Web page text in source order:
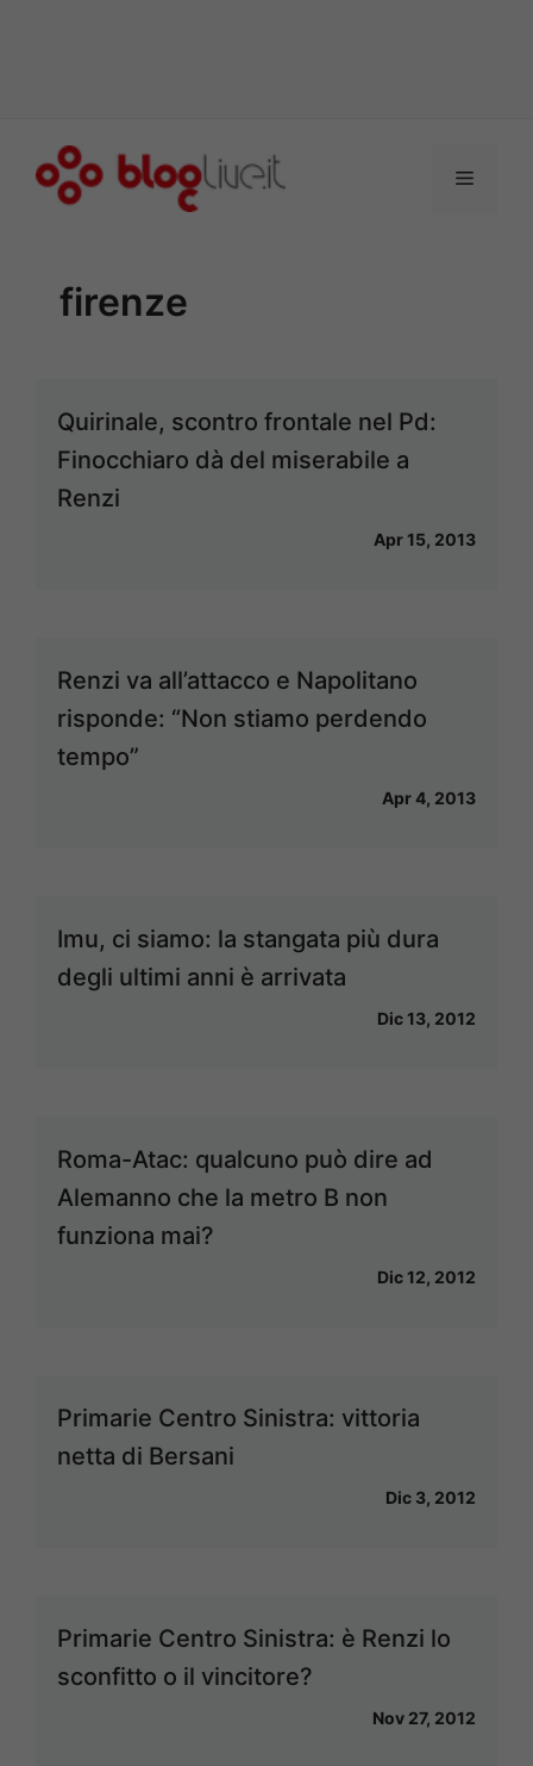
Menu
firenze
Quirinale, scontro frontale nel Pd:
Finocchiaro dà del miserabile a
Renzi
Apr 15, 2013
Renzi va all’attacco e Napolitano
risponde: “Non stiamo perdendo
tempo”
Apr 4, 2013
Imu, ci siamo: la stangata più dura
degli ultimi anni è arrivata
Dic 13, 2012
Roma-Atac: qualcuno può dire ad
Alemanno che la metro B non
funziona mai?
Dic 12, 2012
Primarie Centro Sinistra: vittoria
netta di Bersani
Dic 3, 2012
Primarie Centro Sinistra: è Renzi lo
sconfitto o il vincitore?
Nov 27, 2012